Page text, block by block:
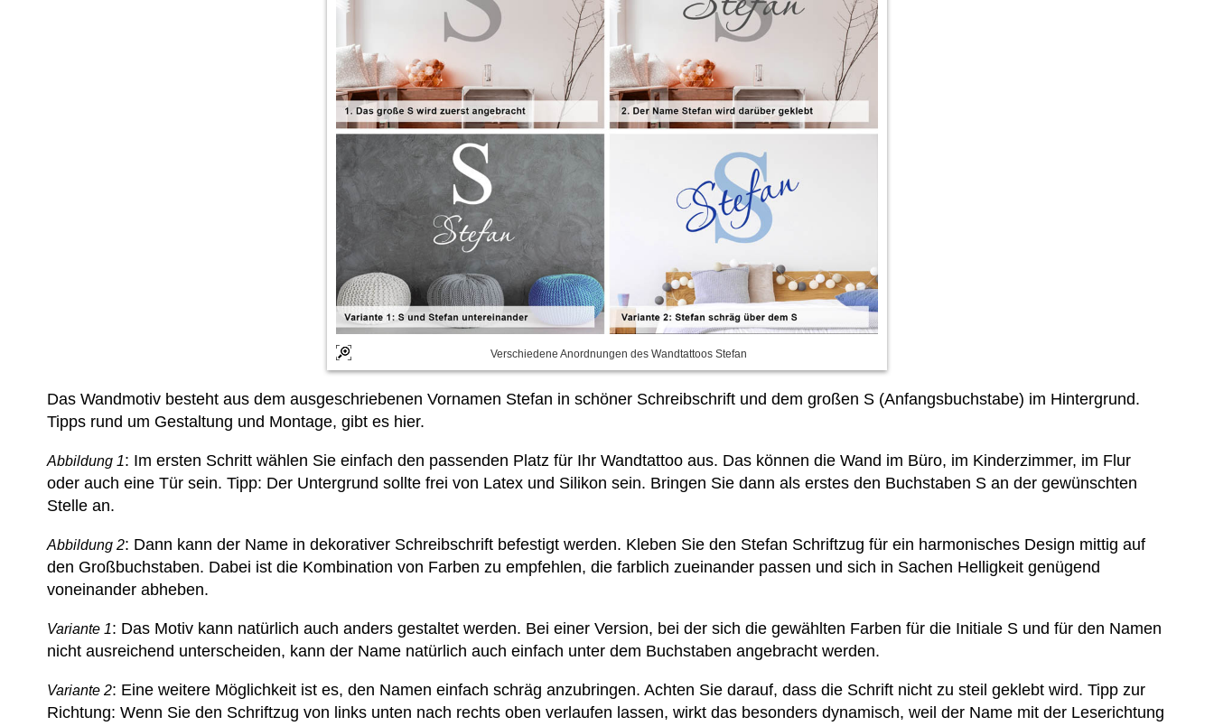
Verschiedene Anordnungen des Wandtattoos Stefan
Das Wandmotiv besteht aus dem ausgeschriebenen Vornamen Stefan in schöner Schreibschrift und dem großen S (Anfangsbuchstabe) im Hintergrund.
Tipps rund um Gestaltung und Montage, gibt es hier.
Abbildung 1: Im ersten Schritt wählen Sie einfach den passenden Platz für Ihr Wandtattoo aus. Das können die Wand im Büro, im Kinderzimmer, im Flur
oder auch eine Tür sein. Tipp: Der Untergrund sollte frei von Latex und Silikon sein. Bringen Sie dann als erstes den Buchstaben S an der gewünschten
Stelle an.
Abbildung 2: Dann kann der Name in dekorativer Schreibschrift befestigt werden. Kleben Sie den Stefan Schriftzug für ein harmonisches Design mittig auf
den Großbuchstaben. Dabei ist die Kombination von Farben zu empfehlen, die farblich zueinander passen und sich in Sachen Helligkeit genügend
voneinander abheben.
Variante 1: Das Motiv kann natürlich auch anders gestaltet werden. Bei einer Version, bei der sich die gewählten Farben für die Initiale S und für den Namen
nicht ausreichend unterscheiden, kann der Name natürlich auch einfach unter dem Buchstaben angebracht werden.
Variante 2: Eine weitere Möglichkeit ist es, den Namen einfach schräg anzubringen. Achten Sie darauf, dass die Schrift nicht zu steil geklebt wird. Tipp zur
Richtung: Wenn Sie den Schriftzug von links unten nach rechts oben verlaufen lassen, wirkt das besonders dynamisch, weil der Name mit der Leserichtung